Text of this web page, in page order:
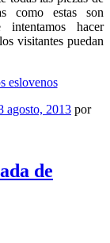
como estas son
hacer
visitantes puedan
agosto, 2013 por
de